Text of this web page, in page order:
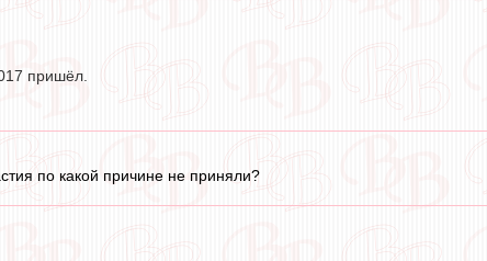
пришёл.
по какой причине не приняли?